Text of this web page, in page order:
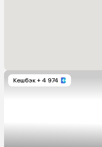
Кешбэк + 4 974